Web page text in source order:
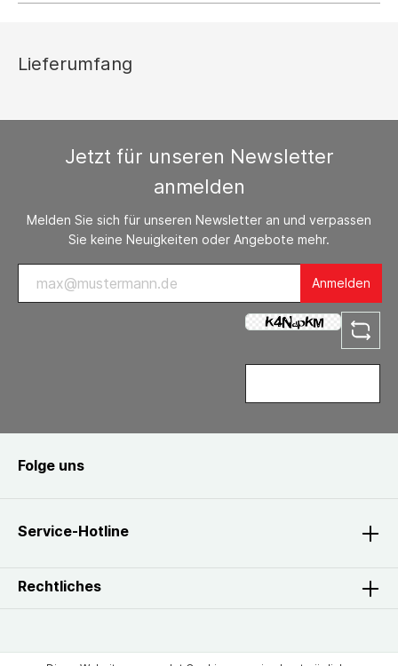
Lieferumfang
Jetzt für unseren Newsletter
anmelden
Melden Sie sich für unseren Newsletter an und verpassen
Sie keine Neuigkeiten oder Angebote mehr.
Anmelden
Service-Hotline
Folge uns
Rechtliches